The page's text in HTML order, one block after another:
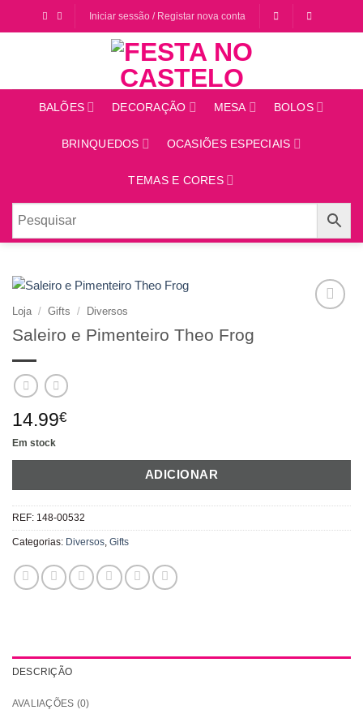
Iniciar sessão / Registar nova conta
BALÕES DECORAÇÃO MESA BOLOS
BRINQUEDOS OCASIÕES ESPECIAIS
TEMAS E CORES
Loja / Gifts / Diversos
Saleiro e Pimenteiro Theo Frog
14.99€
Em stock
ADICIONAR
REF: 148-00532
Categorias: Diversos, Gifts
DESCRIÇÃO
AVALIAÇÕES (0)